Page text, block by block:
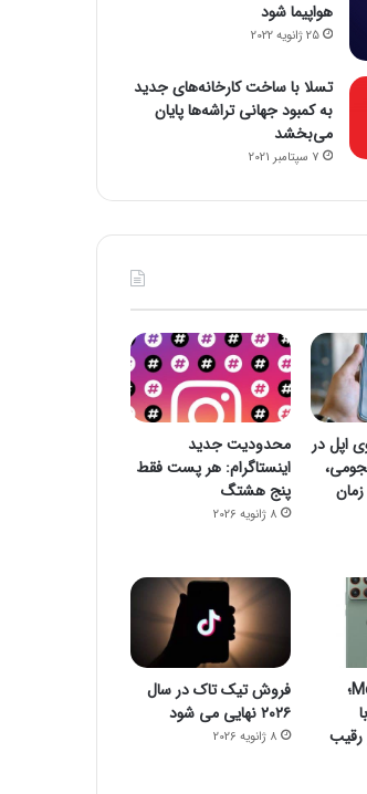
هواپیما شود
25 ژانویه 2022
تسلا با ساخت کارخانه‌های جدید
به کمبود جهانی تراشه‌ها پایان
می‌بخشد
7 سپتامبر 2021
اپل در
محدودیت جدید
اینستاگرام: هر پست فقط
پنج هشتگ
8 ژانویه 2026
Moto X70 Air Pro؛
رقیب
فروش تیک تاک در سال
۲۰۲۶ نهایی می شود
8 ژانویه 2026